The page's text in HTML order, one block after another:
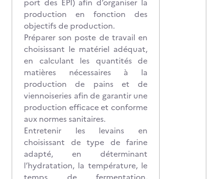
port des EPI) afin d’organiser la
production en fonction des
objectifs de production.
Préparer son poste de travail en
choisissant le matériel adéquat,
en calculant les quantités de
matières nécessaires à la
production de pains et de
viennoiseries afin de garantir une
production efficace et conforme
aux normes sanitaires.
Entretenir les levains en
choisissant de type de farine
adapté, en déterminant
l’hydratation, la température, le